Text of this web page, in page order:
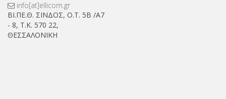
info[at]ellicom.gr
ΒΙ.ΠΕ.Θ. ΣΙΝΔΟΣ, Ο.Τ. 5Β /Α7
- 8, Τ.Κ. 570 22,
ΘΕΣΣΑΛΟΝΙΚΗ